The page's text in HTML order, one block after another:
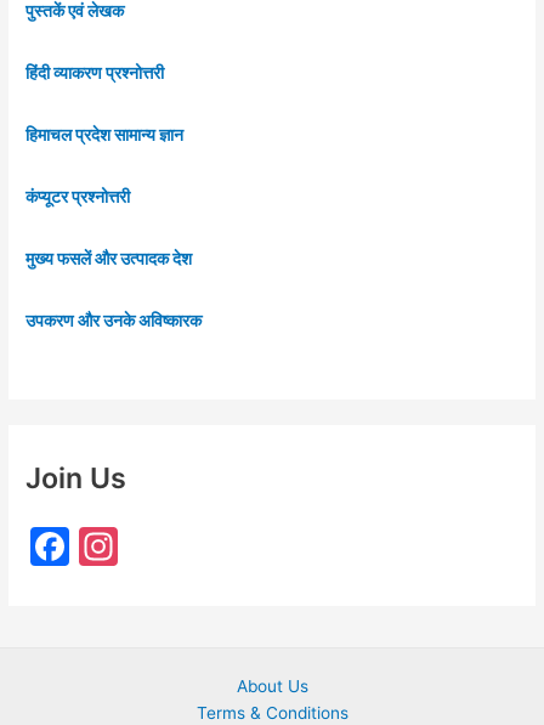
पुस्तकें एवं लेखक
हिंदी व्याकरण प्रश्नोत्तरी
हिमाचल प्रदेश सामान्य ज्ञान
कंप्यूटर प्रश्नोत्तरी
मुख्य फसलें और उत्पादक देश
उपकरण और उनके अविष्कारक
Join Us
F
About Us
Terms & Conditions